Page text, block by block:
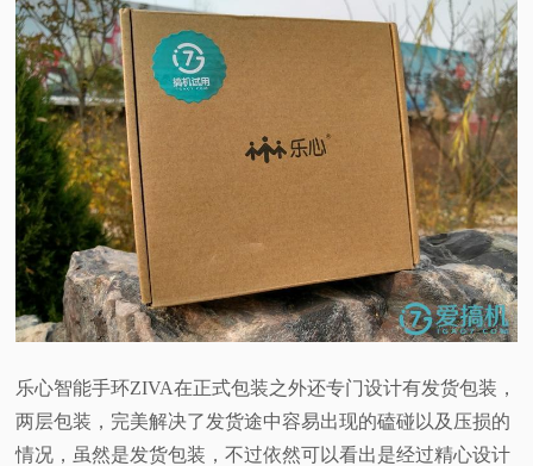
乐心智能手环ZIVA在正式包装之外还专门设计有发货包装，
两层包装，完美解决了发货途中容易出现的磕碰以及压损的
情况，虽然是发货包装，不过依然可以看出是经过精心设计